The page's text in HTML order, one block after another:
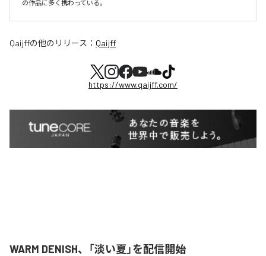
の作品に多く携わっている。
Qaijffの他のリリース： Qaijff
https://www.qaijff.com/
WARM DENISH、「淡い夏」を配信開始